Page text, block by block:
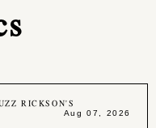
RICKSON'S
Aug 07, 2026